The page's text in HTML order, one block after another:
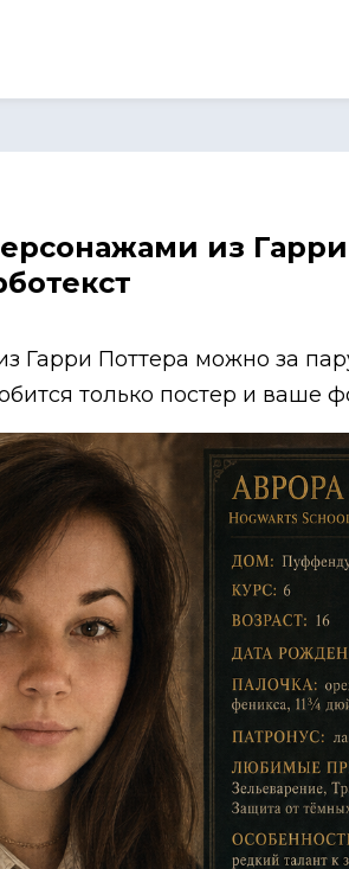
из
Гарри Поттера можно за
только постер и ваше